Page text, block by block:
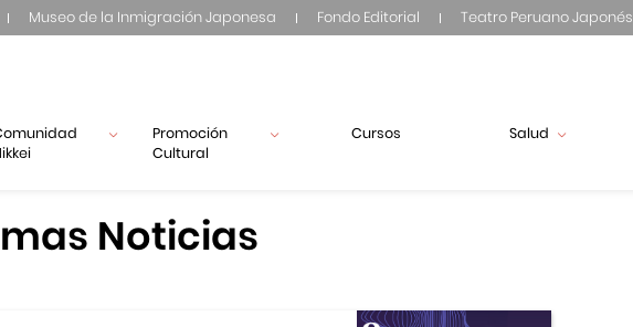
Museo de la Inmigración Japonesa Fondo Editorial Teatro Peruano Japonés
Promoción
Cultural
Cursos Salud
Noticias